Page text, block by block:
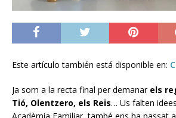
Este artículo también está disponible en:
Ja som a la recta final per demanar els
Tió, Olentzero, els Reis… Us falten